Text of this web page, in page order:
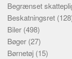
Begrænset
Beskatningsret
Biler (498)
Bøger (27)
Børnetøj (15)